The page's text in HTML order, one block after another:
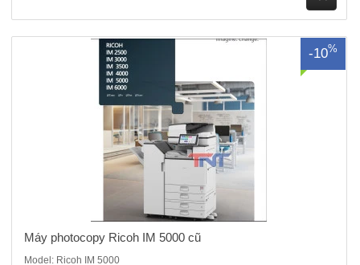
ua
-10%
Máy photocopy Ricoh IM 5000 cũ
Model: Ricoh IM 5000